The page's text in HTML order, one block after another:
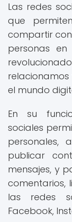
Las redes
que
compartir
personas
el mundo
En su
sociales
personales,
publicar
mensajes, y
comentarios,
las redes
Facebook,